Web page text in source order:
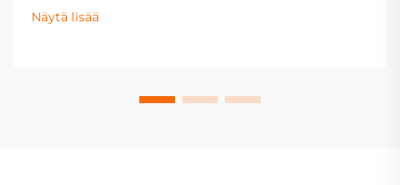
jotka pidentävät putkiston elinkaarta, estävät
vesivahingot ja lisäävät kiinteistön arvoa. Hanki
Näytä lisää